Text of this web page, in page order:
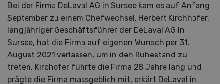
Bei der Firma DeLaval AG in Sursee kam es auf Anfang
September zu einem Chefwechsel. Herbert Kirchhofer,
langjähriger Geschäftsführer der DeLaval AG in
Sursee, hat die Firma auf eigenen Wunsch per 31.
August 2021 verlassen, um in den Ruhestand zu
treten. Kirchofer führte die Firma 28 Jahre lang und
prägte die Firma massgeblich mit, erkärt DeLaval in